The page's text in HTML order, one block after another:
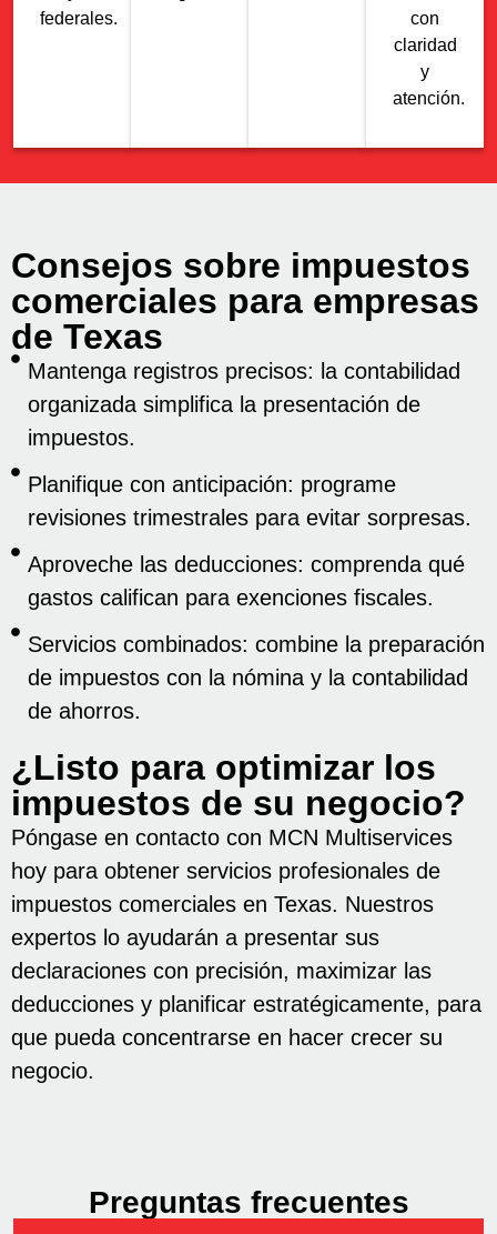
federales.
con
claridad
y
atención.
Consejos sobre impuestos
comerciales para empresas
de Texas
Mantenga registros precisos: la contabilidad
organizada simplifica la presentación de
impuestos.
Planifique con anticipación: programe
revisiones trimestrales para evitar sorpresas.
Aproveche las deducciones: comprenda qué
gastos califican para exenciones fiscales.
Servicios combinados: combine la preparación
de impuestos con la nómina y la contabilidad
de ahorros.
¿Listo para optimizar los
impuestos de su negocio?
Póngase en contacto con MCN Multiservices
hoy para obtener servicios profesionales de
impuestos comerciales en Texas. Nuestros
expertos lo ayudarán a presentar sus
declaraciones con precisión, maximizar las
deducciones y planificar estratégicamente, para
que pueda concentrarse en hacer crecer su
negocio.
Preguntas frecuentes